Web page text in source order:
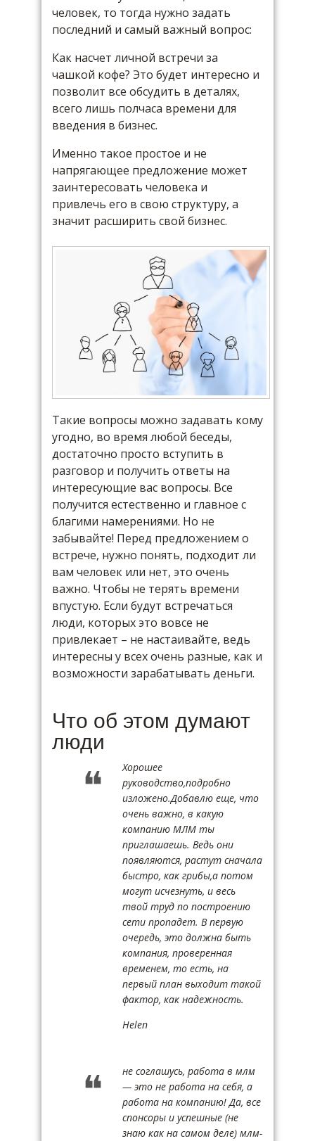
человек, то тогда нужно задать
последний и самый важный вопрос:
Как насчет личной встречи за
чашкой кофе? Это будет интересно и
позволит все обсудить в деталях,
всего лишь полчаса времени для
введения в бизнес.
Именно такое простое и не
напрягающее предложение может
заинтересовать человека и
привлечь его в свою структуру, а
значит расширить свой бизнес.
Такие вопросы можно задавать кому
угодно, во время любой беседы,
достаточно просто вступить в
разговор и получить ответы на
интересующие вас вопросы. Все
получится естественно и главное с
благими намерениями. Но не
забывайте! Перед предложением о
встрече, нужно понять, подходит ли
вам человек или нет, это очень
важно. Чтобы не терять времени
впустую. Если будут встречаться
люди, которых это вовсе не
привлекает – не настаивайте, ведь
интересны у всех очень разные, как и
возможности зарабатывать деньги.
Что об этом думают
люди
Хорошее
руководство,подробно
изложено.Добавлю еще, что
очень важно, в какую
компанию МЛМ ты
приглашаешь. Ведь они
появляются, растут сначала
быстро, как грибы,а потом
могут исчезнуть, и весь
твой труд по построению
сети пропадет. В первую
очередь, это должна быть
компания, проверенная
временем, то есть, на
первый план выходит такой
фактор, как надежность.
Helen
не соглашусь, работа в млм
— это не работа на себя, а
работа на компанию! Да, все
спонсоры и успешные (не
знаю как на самом деле) млм-